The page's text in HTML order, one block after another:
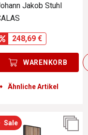
Jakob Stuhl
248,69 €
WARENKORB
Ähnliche Artikel
Sale